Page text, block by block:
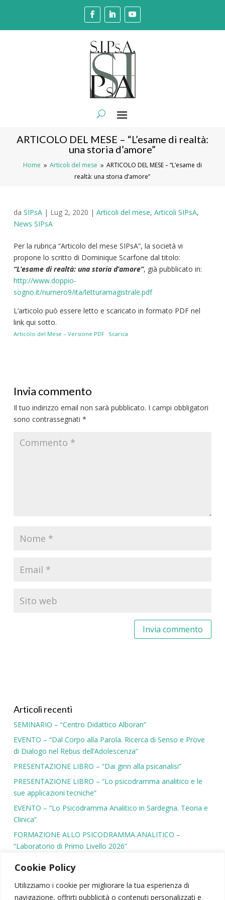
Cookie Policy
Utilizziamo i cookie per migliorare la tua esperienza di
navigazione, offrirti pubblicità o contenuti personalizzati e
ARTICOLO DEL MESE – “L’esame di realtà:
una storia d’amore”
Home 9 Articoli del mese 9 ARTICOLO DEL MESE – “L’esame di
realtà: una storia d’amore”
da SIPsA| Lug 2, 2020 | Articoli del mese, Articoli SIPsA,
News SIPsA
Per la rubrica “Articolo del mese SIPsA”, la società vi
propone lo scritto di Dominique Scarfone dal titolo:
“L’esame di realtà: una storia d’amore”, già pubblicato in:
http://www.doppio-
sogno.it/numero9/ita/letturamagistrale.pdf
L’articolo può essere letto e scaricato in formato PDF nel
link qui sotto.
Articolo del Mese – Versione PDF Scarica
Invia commento
Il tuo indirizzo email non sarà pubblicato. I campi obbligatori
sono contrassegnati *
Articoli recenti
SEMINARIO – “Centro Didattico Alboran”
EVENTO – “Dal Corpo alla Parola. Ricerca di Senso e Prove
di Dialogo nel Rebus dell’Adolescenza”
PRESENTAZIONE LIBRO – “Dai ginn alla psicanalisi”
PRESENTAZIONE LIBRO – “Lo psicodramma analitico e le
sue applicazioni tecniche”
EVENTO – “Lo Psicodramma Analitico in Sardegna. Teoria e
Clinica”
FORMAZIONE ALLO PSICODRAMMA ANALITICO –
“Laboratorio di Primo Livello 2026”